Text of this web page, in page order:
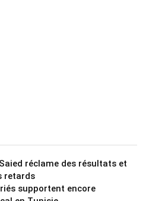
réclame des résultats et
retards
supportent encore